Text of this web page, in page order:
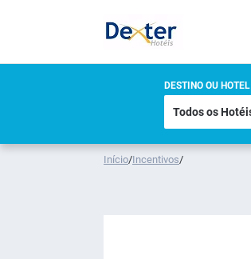
DESTINO OU HOTEL
Início/Incentivos/